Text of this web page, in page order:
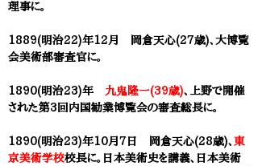
理事に。
1889(明治22)年12月 岡倉天心(27歳)、大博覧
会美術部審査官に。
1890(明治23)年 九鬼隆一(39歳)、上野で開催
された第3回内国勧業博覧会の審査総長に。
1890(明治23)年10月7日 岡倉天心(28歳)、 東
京美術学校校長に。 日本美術史を講義、日本美術